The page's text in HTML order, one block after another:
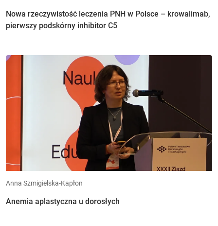
Nowa rzeczywistość leczenia PNH w Polsce – krowalimab,
pierwszy podskórny inhibitor C5
Anna Szmigielska-Kapłon
Anemia aplastyczna u dorosłych